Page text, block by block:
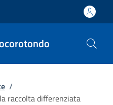
/
raccolta differenziata